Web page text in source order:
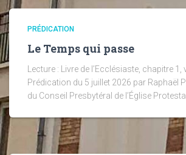
PRÉDICATION
Le Temps qui passe
Lecture : Livre de l’Ecclésiaste, chapitre 1,
Prédication du 5 juillet 2026 par Raphaël
du Conseil Presbytéral de l’Église